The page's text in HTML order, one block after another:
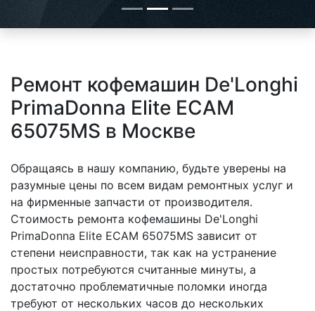
Ремонт кофемашин De'Longhi
PrimaDonna Elite ECAM
65075MS в Москве
Обращаясь в нашу компанию, будьте уверены на
разумные цены по всем видам ремонтных услуг и
на фирменные запчасти от производителя.
Стоимость ремонта кофемашины De'Longhi
PrimaDonna Elite ECAM 65075MS зависит от
степени неисправности, так как на устранение
простых потребуются считанные минуты, а
достаточно проблематичные поломки иногда
требуют от нескольких часов до нескольких